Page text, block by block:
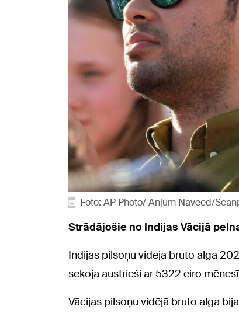
Foto: AP Photo/ Anjum Naveed/
Strādājošie no Indijas Vācijā
Indijas pilsoņu vidējā bruto alga
sekoja austrieši ar 5322 eiro
Vācijas pilsoņu vidējā bruto alga